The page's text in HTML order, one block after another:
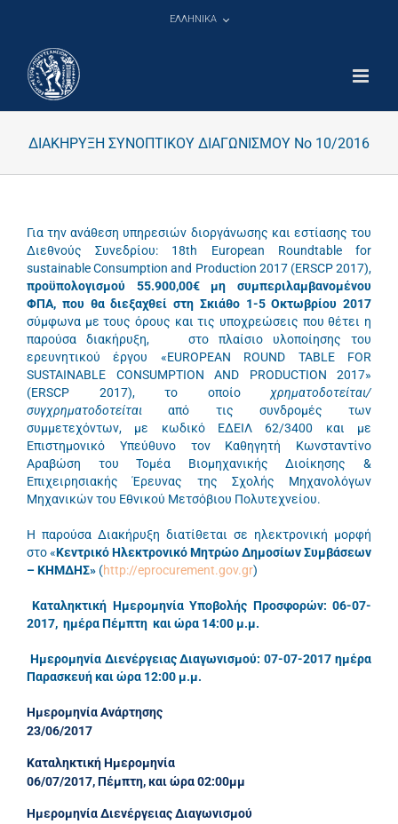
ΕΛΛΗΝΙΚΑ
ΔΙΑΚΗΡΥΞΗ ΣΥΝΟΠΤΙΚΟΥ ΔΙΑΓΩΝΙΣΜΟΥ Νο 10/2016
Για την ανάθεση υπηρεσιών διοργάνωσης και εστίασης του
Διεθνούς Συνεδρίου: 18th European Roundtable for
sustainable Consumption and Production 2017 (ERSCP 2017),
προϋπολογισμού 55.900,00€μη συμπεριλαμβανομένου
ΦΠΑ, που θα διεξαχθεί στη Σκιάθο 1-5 Οκτωβρίου 2017
σύμφωνα με τους όρους και τις υποχρεώσεις που θέτει η
παρούσα διακήρυξη, στο πλαίσιο υλοποίησης του
ερευνητικού έργου «EUROPEAN ROUND TABLE FOR
SUSTAINABLE CONSUMPTION AND PRODUCTION 2017»
(ERSCP 2017), το οποίο χρηματοδοτείται/
συγχρηματοδοτείται από τις συνδρομές των
συμμετεχόντων, με κωδικό ΕΔΕΙΛ 62/3400 και με
Επιστημονικό Υπεύθυνο τον Καθηγητή Κωνσταντίνο
Αραβώση του Τομέα Βιομηχανικής Διοίκησης &
Επιχειρησιακής Έρευνας της Σχολής Μηχανολόγων
Μηχανικών του Εθνικού Μετσόβιου Πολυτεχνείου.
Η παρούσα Διακήρυξη διατίθεται σε ηλεκτρονική μορφή
στο «Κεντρικό Ηλεκτρονικό Μητρώο Δημοσίων Συμβάσεων
– ΚΗΜΔΗΣ» (http://eprocurement.gov.gr)
Καταληκτική Ημερομηνία Υποβολής Προσφορών: 06-07-
2017, ημέρα Πέμπτη και ώρα 14:00 μ.μ.
Ημερομηνία Διενέργειας Διαγωνισμού: 07-07-2017 ημέρα
Παρασκευή και ώρα 12:00 μ.μ.
Ημερομηνία Ανάρτησης
23/06/2017
Καταληκτική Ημερομηνία
06/07/2017, Πέμπτη, και ώρα 02:00μμ
Ημερομηνία Διενέργειας Διαγωνισμού